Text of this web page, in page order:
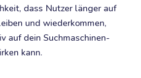
dass Nutzer länger auf
und wiederkommen,
auf dein Suchmaschinen-
kann.